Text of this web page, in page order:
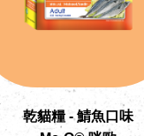
乾貓糧 - 鯖魚口味